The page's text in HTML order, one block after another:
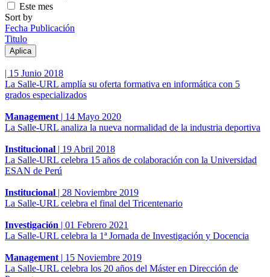
Este mes
Sort by
Fecha Publicación
Titulo
| 15 Junio 2018
La Salle-URL amplía su oferta formativa en informática con 5
grados especializados
Management | 14 Mayo 2020
La Salle-URL analiza la nueva normalidad de la industria deportiva
Institucional | 19 Abril 2018
La Salle-URL celebra 15 años de colaboración con la Universidad
ESAN de Perú
Institucional | 28 Noviembre 2019
La Salle-URL celebra el final del Tricentenario
Investigación | 01 Febrero 2021
La Salle-URL celebra la 1ª Jornada de Investigación y Docencia
Management | 15 Noviembre 2019
La Salle-URL celebra los 20 años del Máster en Dirección de